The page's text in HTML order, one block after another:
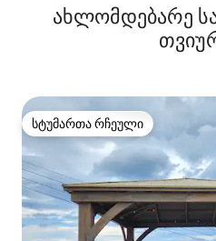
ახლომდებარე
სტუმართა რჩეული
სტუმართა რჩეული